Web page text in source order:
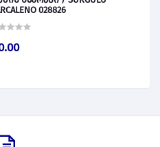
BARCALENO 028826